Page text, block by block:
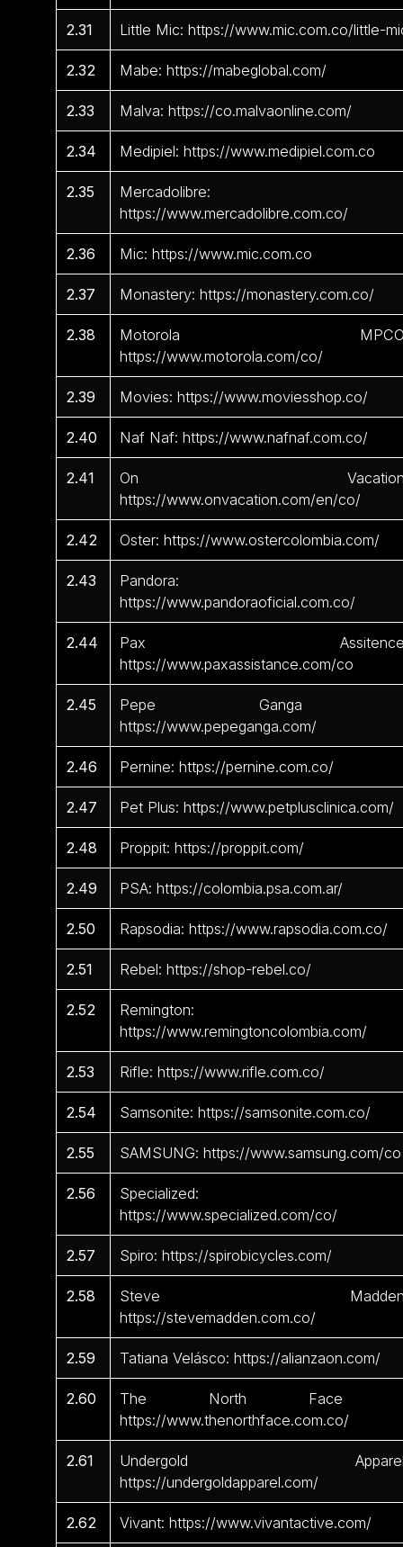
2.31 Little Mic: https://www.mic.com.co/little-
2.32 Mabe: https://mabeglobal.com/
2.33 Malva: https://co.malvaonline.com/
2.34 Medipiel: https://www.medipiel.com.co
2.35
Mercadolibre:
https://www.mercadolibre.com.co/
2.36 Mic: https://www.mic.com.co
2.37 Monastery: https://monastery.com.co/
2.38
Motorola
https://www.motorola.com/co/
2.39 Movies: https://www.moviesshop.co/
2.40 Naf Naf: https://www.nafnaf.com.co/
2.41
On
https://www.onvacation.com/en/co/
2.42 Oster: https://www.ostercolombia.com/
2.43
Pandora:
https://www.pandoraoficial.com.co/
2.44
Pax
https://www.paxassistance.com/co
2.45
Pepe Ganga
https://www.pepeganga.com/
2.46 Pernine: https://pernine.com.co/
2.47 Pet Plus: https://www.petplusclinica.com/
2.48 Proppit: https://proppit.com/
2.49 PSA: https://colombia.psa.com.ar/
2.50 Rapsodia: https://www.rapsodia.com.co/
2.51 Rebel: https://shop-rebel.co/
2.52
Remington:
https://www.remingtoncolombia.com/
2.53 Rifle: https://www.rifle.com.co/
2.54 Samsonite: https://samsonite.com.co/
2.55 SAMSUNG: https://www.samsung.com/co
2.56
Specialized:
https://www.specialized.com/co/
2.57 Spiro: https://spirobicycles.com/
2.58
Steve
https://stevemadden.com.co/
2.59 Tatiana Velásco: https://alianzaon.com/
2.60
The North Face
https://www.thenorthface.com.co/
2.61
Undergold
https://undergoldapparel.com/
2.62 Vivant: https://www.vivantactive.com/